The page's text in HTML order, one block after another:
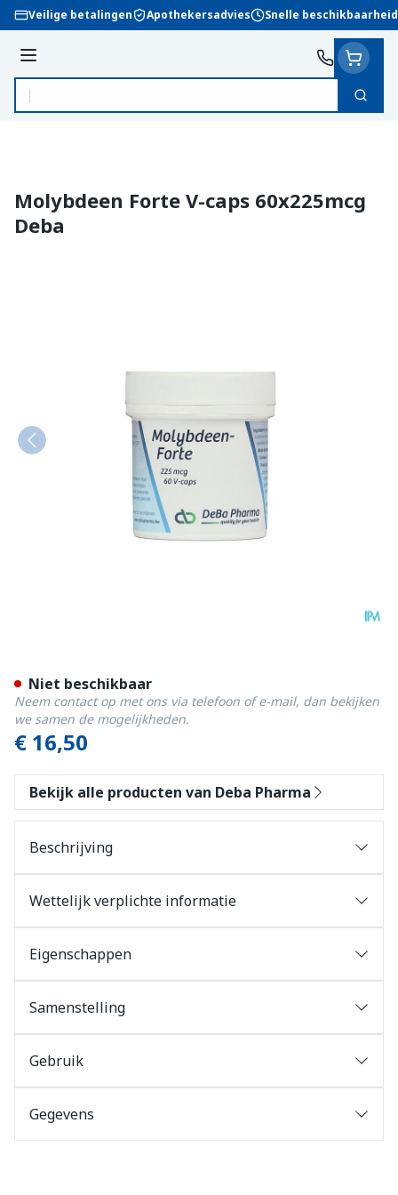
Ga naar de inhoud
Veilige betalingen Apothekersadvies Snelle beschikbaarheid
Menu
Product, merk, categorie...
Zoek
Molybdeen Forte V-caps 60x225mcg
Deba
€ 16,50
Niet beschikbaar
Neem contact op met ons via telefoon of e-mail, dan bekijken
we samen de mogelijkheden.
Bekijk alle producten van Deba Pharma
Beschrijving
Wettelijk verplichte informatie
Eigenschappen
Samenstelling
Gebruik
Gegevens